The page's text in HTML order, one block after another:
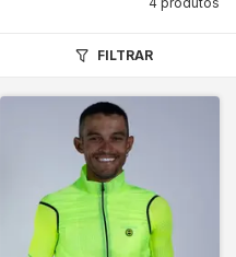
FILTRAR